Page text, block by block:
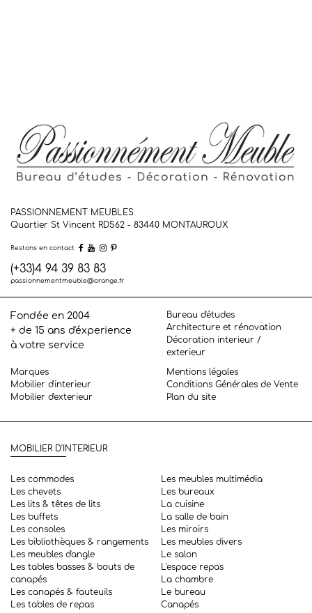
PASSIONNEMENT MEUBLES
Quartier St Vincent RD562 - 83440 MONTAUROUX
Restons en contact
(+33)4 94 39 83 83
passionnementmeuble@orange.fr
Fondée en 2004
+ de 15 ans d'éxperience
à votre service
Bureau d'études
Architecture et rénovation
Décoration interieur /
exterieur
Marques
Mobilier d'interieur
Mobilier d'exterieur
Mentions légales
Conditions Générales de Vente
Plan du site
MOBILIER D'INTERIEUR
Les commodes
Les chevets
Les lits & têtes de lits
Les buffets
Les consoles
Les bibliothèques & rangements
Les meubles d'angle
Les tables basses & bouts de
canapés
Les canapés & fauteuils
Les tables de repas
Les meubles multimédia
Les bureaux
La cuisine
La salle de bain
Les miroirs
Les meubles divers
Le salon
L'espace repas
La chambre
Le bureau
Canapés